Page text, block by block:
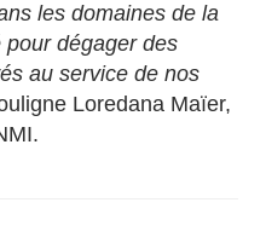
les domaines de la
dégager des
au service de nos
Loredana Maïer,